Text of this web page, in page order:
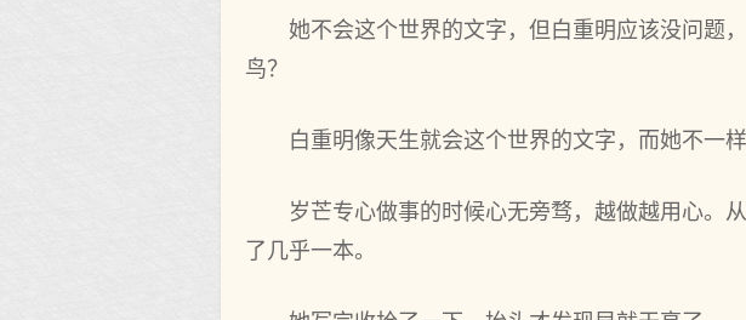
她不会这个世界的文字，但白重明应该没问题
鸟？
白重明像天生就会这个世界的文字，而她不一
岁芒专心做事的时候心无旁骛，越做越用心。
了几乎一本。